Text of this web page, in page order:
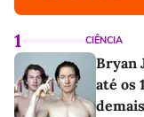
1 CIÊNCIA
Bryan
até os